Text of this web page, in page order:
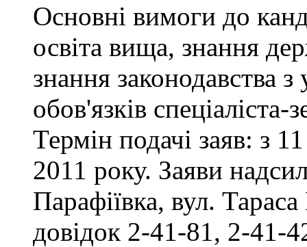
Основні вимоги до
освіта вища, знання
знання законодавства
обов'язків
Термін подачі заяв: з
2011 року. Заяви
Парафіївка, вул.
довідок 2-41-81, 2-41-